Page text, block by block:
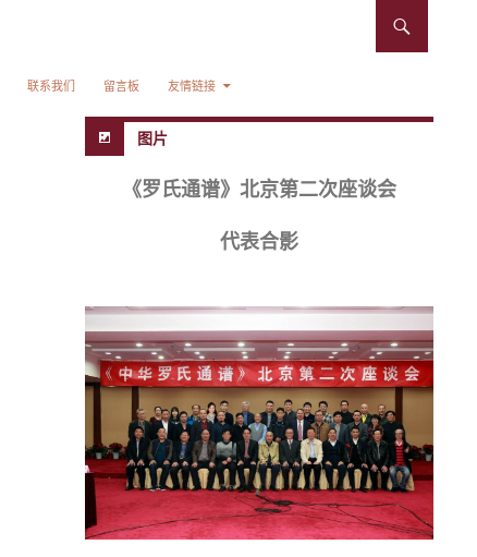
联系我们 留言板 友情链接
图片
《罗氏通谱》北京第二次座谈会
代表合影